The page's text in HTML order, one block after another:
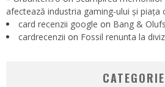
afectează industria gaming-ului și piața
card recenzii google on Bang &
cardrecenzii on Fossil renunta la